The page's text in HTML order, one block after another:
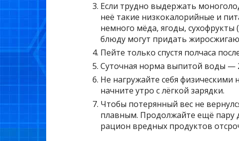
Если трудно выдержать
неё такие низкокалорийные и
немного мёда, ягоды,
блюду могут придать
Пейте только спустя полчаса
Суточная норма выпитой воды —
Не нагружайте себя физическими
начните утро с лёгкой зарядки.
Чтобы потерянный вес не
плавным. Продолжайте ещё пару
рацион вредных продуктов